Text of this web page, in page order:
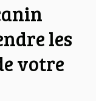
les
votre